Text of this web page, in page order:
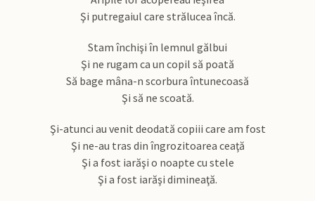
Şi putregaiul care strălucea încă.
Stam închişi în lemnul gălbui
Şi ne rugam ca un copil să poată
Să bage mâna-n scorbura întunecoasă
Şi să ne scoată.
Şi-atunci au venit deodată copiii care am fost
Şi ne-au tras din îngrozitoarea ceaţă
Şi a fost iarăşi o noapte cu stele
Şi a fost iarăşi dimineaţă.